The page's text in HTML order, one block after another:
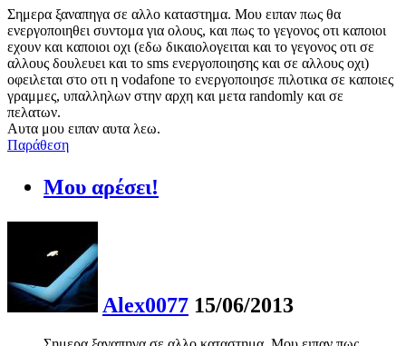
Σημερα ξαναπηγα σε αλλο καταστημα. Μου ειπαν πως θα
ενεργοποιηθει συντομα για ολους, και πως το γεγονος οτι καποιοι
εχουν και καποιοι οχι (εδω δικαιολογειται και το γεγονος οτι σε
αλλους δουλευει και το sms ενεργοποιησης και σε αλλους οχι)
οφειλεται στο οτι η vodafone το ενεργοποιησε πιλοτικα σε καποιες
γραμμες, υπαλληλων στην αρχη και μετα randomly και σε
πελατων.
Αυτα μου ειπαν αυτα λεω.
Παράθεση
Μου αρέσει!
Alex0077 15/06/2013